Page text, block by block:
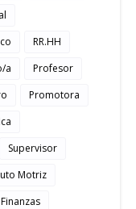
RR.HH
a
Profesor
Promotora
Supervisor
Motriz
Finanzas